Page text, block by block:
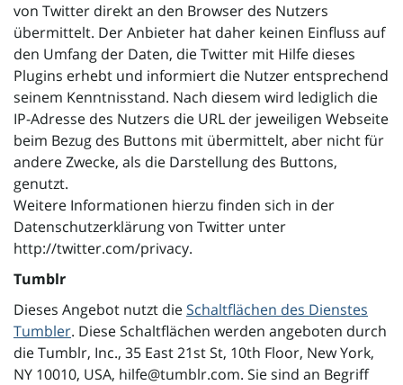
von Twitter direkt an den Browser des Nutzers
übermittelt. Der Anbieter hat daher keinen Einfluss auf
den Umfang der Daten, die Twitter mit Hilfe dieses
Plugins erhebt und informiert die Nutzer entsprechend
seinem Kenntnisstand. Nach diesem wird lediglich die
IP-Adresse des Nutzers die URL der jeweiligen Webseite
beim Bezug des Buttons mit übermittelt, aber nicht für
andere Zwecke, als die Darstellung des Buttons,
genutzt.
Weitere Informationen hierzu finden sich in der
Datenschutzerklärung von Twitter unter
http://twitter.com/privacy.
Tumblr
Dieses Angebot nutzt dieSchaltflächen des Dienstes
Tumbler. Diese Schaltflächen werden angeboten durch
die Tumblr, Inc., 35 East 21st St, 10th Floor, New York,
NY 10010, USA, hilfe@tumblr.com. Sie sind an Begriff